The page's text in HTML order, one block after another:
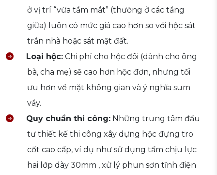
ở vị trí “vừa tầm mắt” (thường ở các tầng
giữa) luôn có mức giá cao hơn so với hộc sát
trần nhà hoặc sát mặt đất.
Loại hộc: Chi phí cho hộc đôi (dành cho ông
bà, cha mẹ) sẽ cao hơn hộc đơn, nhưng tối
ưu hơn về mặt không gian và ý nghĩa sum
vầy.
Quy chuẩn thi công: Những trung tâm đầu
tư thiết kế thi công xây dựng hộc đựng tro
cốt cao cấp, ví dụ như sử dụng tấm chịu lực
hai lớp dày 30mm , xử lý phun sơn tĩnh điện